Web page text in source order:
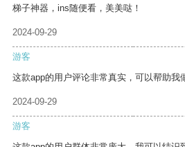
梯子神器，ins随便看，美美哒！
2024-09-29
游客
这款app的用户评论非常真实，可以帮助我
2024-09-29
游客